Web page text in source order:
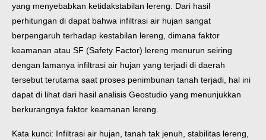
yang menyebabkan ketidakstabilan lereng. Dari hasil
perhitungan di dapat bahwa infiltrasi air hujan sangat
berpengaruh terhadap kestabilan lereng, dimana faktor
keamanan atau SF (Safety Factor) lereng menurun seiring
dengan lamanya infiltrasi air hujan yang terjadi di daerah
tersebut terutama saat proses penimbunan tanah terjadi, hal ini
dapat di lihat dari hasil analisis Geostudio yang menunjukkan
berkurangnya faktor keamanan lereng.
Kata kunci: Infiltrasi air hujan, tanah tak jenuh, stabilitas lereng,